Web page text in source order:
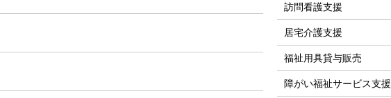
訪問看護支援
居宅介護支援
福祉用具貸与販売
障がい福祉サービス支援